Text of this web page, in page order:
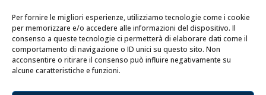
Per fornire le migliori esperienze, utilizziamo tecnologie come i cookie
per memorizzare e/o accedere alle informazioni del dispositivo. Il
consenso a queste tecnologie ci permetterà di elaborare dati come il
comportamento di navigazione o ID unici su questo sito. Non
acconsentire o ritirare il consenso può influire negativamente su
alcune caratteristiche e funzioni.
Telefono e WhatsApp:055 661 438
Email: info@donninicoltelleria.it
FOLLOW